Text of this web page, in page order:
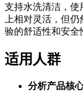
支持水洗清洁，使
上相对灵活，但
验的舒适性和安全
适用人群
分析产品核